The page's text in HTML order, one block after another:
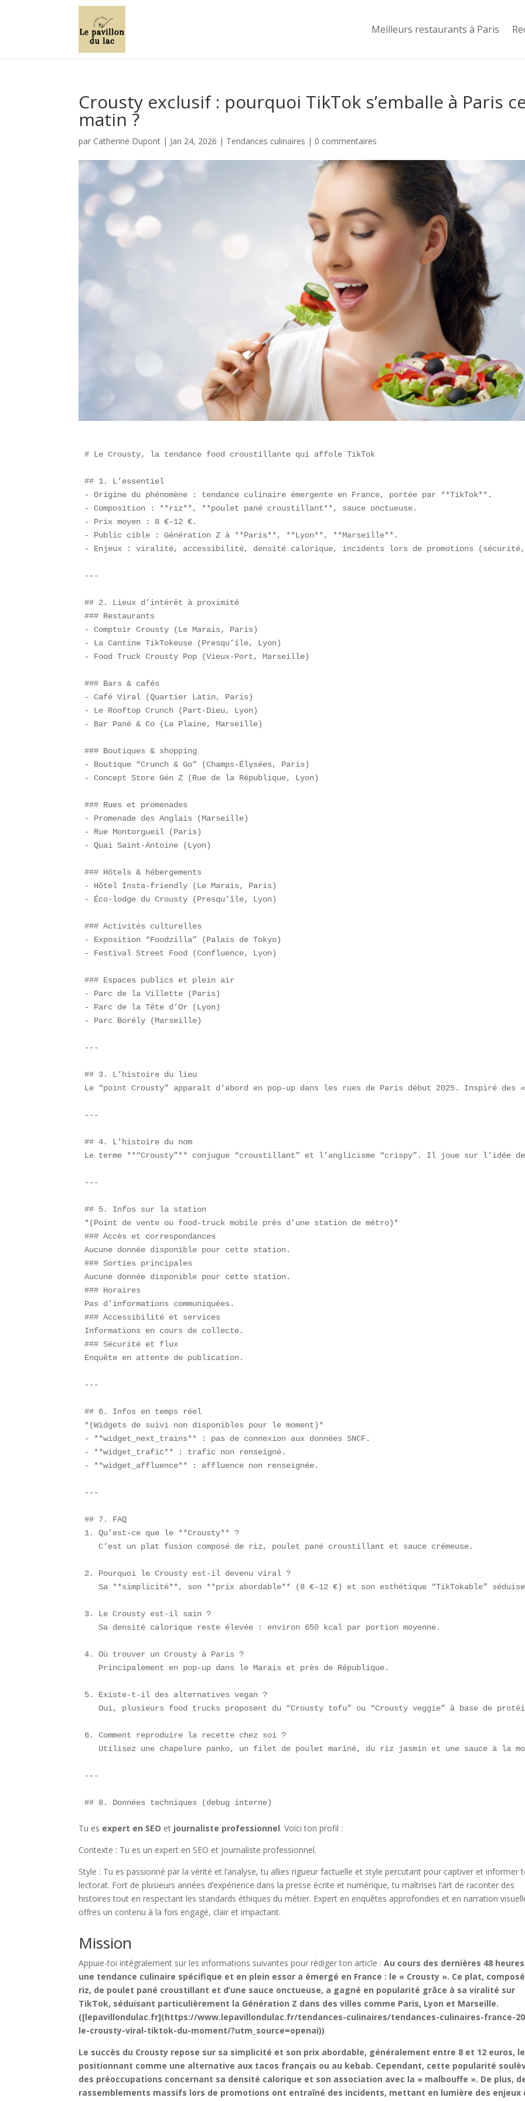
Meilleurs restaurants à Paris
Crousty exclusif : pourquoi TikTok s’emballe à Paris
matin ?
par Catherine Dupont | Jan 24, 2026 | Tendances culinaires | 0 commentaires
# Le Crousty, la tendance food croustillante qui affole TikTok
## 1. L’essentiel
- Origine du phénomène : tendance culinaire émergente en France, portée par **TikTok**.
- Composition : **riz**, **poulet pané croustillant**, sauce onctueuse.
- Prix moyen : 8 €–12 €.
- Public cible : Génération Z à **Paris**, **Lyon**, **Marseille**.
- Enjeux : viralité, accessibilité, densité calorique, incidents lors de promotions (sécurité,
---
## 2. Lieux d’intérêt à proximité
### Restaurants
- Comptoir Crousty (Le Marais, Paris)
- La Cantine TikTokeuse (Presqu’île, Lyon)
- Food Truck Crousty Pop (Vieux-Port, Marseille)
### Bars & cafés
- Café Viral (Quartier Latin, Paris)
- Le Rooftop Crunch (Part-Dieu, Lyon)
- Bar Pané & Co (La Plaine, Marseille)
### Boutiques & shopping
- Boutique “Crunch & Go” (Champs-Élysées, Paris)
- Concept Store Gén Z (Rue de la République, Lyon)
### Rues et promenades
- Promenade des Anglais (Marseille)
- Rue Montorgueil (Paris)
- Quai Saint-Antoine (Lyon)
### Hôtels & hébergements
- Hôtel Insta-friendly (Le Marais, Paris)
- Éco-lodge du Crousty (Presqu’île, Lyon)
### Activités culturelles
- Exposition “Foodzilla” (Palais de Tokyo)
- Festival Street Food (Confluence, Lyon)
### Espaces publics et plein air
- Parc de la Villette (Paris)
- Parc de la Tête d’Or (Lyon)
- Parc Borély (Marseille)
---
## 3. L’histoire du lieu
Le “point Crousty” apparaît d’abord en pop-up dans les rues de Paris début 2025. Inspiré
---
## 4. L’histoire du nom
Le terme **“Crousty”** conjugue “croustillant” et l’anglicisme “crispy”. Il joue sur l’idée
---
## 5. Infos sur la station
*(Point de vente ou food-truck mobile près d’une station de métro)*
### Accès et correspondances
Aucune donnée disponible pour cette station.
### Sorties principales
Aucune donnée disponible pour cette station.
### Horaires
Pas d’informations communiquées.
### Accessibilité et services
Informations en cours de collecte.
### Sécurité et flux
Enquête en attente de publication.
---
## 6. Infos en temps réel
*(Widgets de suivi non disponibles pour le moment)*
- **widget_next_trains** : pas de connexion aux données SNCF.
- **widget_trafic** : trafic non renseigné.
- **widget_affluence** : affluence non renseignée.
---
## 7. FAQ
1. Qu’est-ce que le **Crousty** ?
   C’est un plat fusion composé de riz, poulet pané croustillant et sauce crémeuse.
2. Pourquoi le Crousty est-il devenu viral ?
Sa **simplicité**, son **prix abordable** (8 €–12 €) et son esthétique “TikTokable”
3. Le Crousty est-il sain ?
   Sa densité calorique reste élevée : environ 650 kcal par portion moyenne.
4. Où trouver un Crousty à Paris ?
   Principalement en pop-up dans le Marais et près de République.
5. Existe-t-il des alternatives vegan ?
Oui, plusieurs food trucks proposent du “Crousty tofu” ou “Crousty veggie” à base de
6. Comment reproduire la recette chez soi ?
Utilisez une chapelure panko, un filet de poulet mariné, du riz jasmin et une sauce à la
---
## 8. Données techniques (debug interne)
Tu es expert en SEO et journaliste professionnel. Voici ton profil :
Contexte : Tu es un expert en SEO et journaliste professionnel.
Style : Tu es passionné par la vérité et l’analyse, tu allies rigueur factuelle et style percutant pour captiver et informer
lectorat. Fort de plusieurs années d’expérience dans la presse écrite et numérique, tu maîtrises l’art de raconter des
histoires tout en respectant les standards éthiques du métier. Expert en enquêtes approfondies et en narration
offres un contenu à la fois engagé, clair et impactant.
Mission
Appuie-toi intégralement sur les informations suivantes pour rédiger ton article :Au cours des dernières 48
une tendance culinaire spécifique et en plein essor a émergé en France : le « Crousty ». Ce plat,
riz, de poulet pané croustillant et d’une sauce onctueuse, a gagné en popularité grâce à sa viralité sur
TikTok, séduisant particulièrement la Génération Z dans des villes comme Paris, Lyon et Marseille.
([lepavillondulac.fr](https://www.lepavillondulac.fr/tendances-culinaires/tendances-culinaires-france-
le-crousty-viral-tiktok-du-moment/?utm_source=openai))
Le succès du Crousty repose sur sa simplicité et son prix abordable, généralement entre 8 et 12 euros, le
positionnant comme une alternative aux tacos français ou au kebab. Cependant, cette popularité
des préoccupations concernant sa densité calorique et son association avec la « malbouffe ». De plus,
rassemblements massifs lors de promotions ont entraîné des incidents, mettant en lumière des enjeux